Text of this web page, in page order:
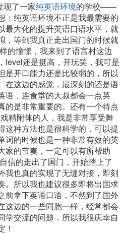
了一家纯英语环境的学校——
：纯英语环境不正是我最需要的
最大化的提升英语口语水平，就
，等到我真正走出国门的时候就
的憧憬，我来到了语言村这边
level还是挺高，开玩笑，我可是
是开口能力还是比较弱的，所以
在这边的感觉，最深刻的还是语
语，连食堂的大叔都会一点英
的是非常重要的。还有一个特点
精附体的人，我是非常享受舞
这种方法也是很科学的，可以提
词的时候也是一种非常有效的英
家的节奏，一定可以有所帮助
信的走出了国门，开始踏上了
我也真的实现了无缝对接，即刻
。所以我也建议很多即将出国求
前拿下英语口语，不然到了国外
这边的一些同胞一样，经常都会
学交流的问题，所以我很庆幸自
！